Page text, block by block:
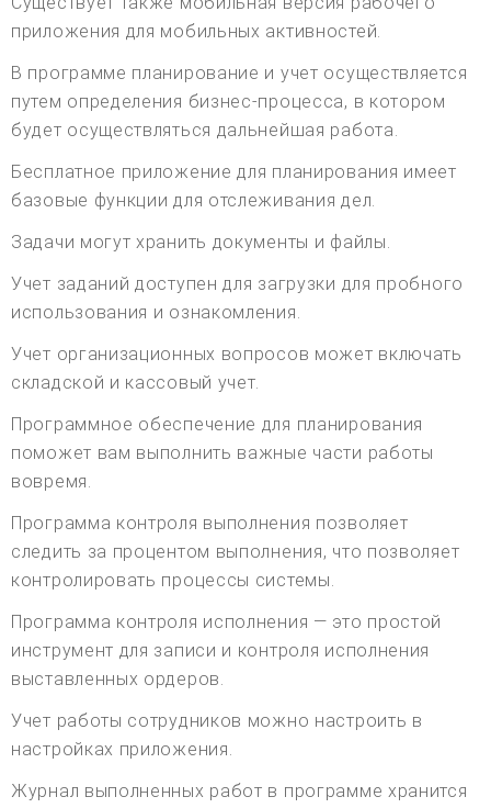
приложения для мобильных активностей.
В программе планирование и учет осуществляется
путем определения бизнес-процесса, в котором
будет осуществляться дальнейшая работа.
Бесплатное приложение для планирования имеет
базовые функции для отслеживания дел.
Задачи могут хранить документы и файлы.
Учет заданий доступен для загрузки для пробного
использования и ознакомления.
Учет организационных вопросов может включать
складской и кассовый учет.
Программное обеспечение для планирования
поможет вам выполнить важные части работы
вовремя.
Программа контроля выполнения позволяет
следить за процентом выполнения, что позволяет
контролировать процессы системы.
Программа контроля исполнения — это простой
инструмент для записи и контроля исполнения
выставленных ордеров.
Учет работы сотрудников можно настроить в
настройках приложения.
Журнал выполненных работ в программе хранится